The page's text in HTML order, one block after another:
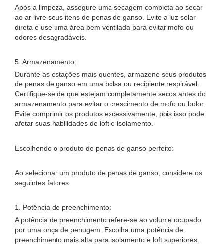
Após a limpeza, assegure uma secagem completa ao secar
ao ar livre seus itens de penas de ganso. Evite a luz solar
direta e use uma área bem ventilada para evitar mofo ou
odores desagradáveis.
5. Armazenamento:
Durante as estações mais quentes, armazene seus produtos
de penas de ganso em uma bolsa ou recipiente respirável.
Certifique-se de que estejam completamente secos antes do
armazenamento para evitar o crescimento de mofo ou bolor.
Evite comprimir os produtos excessivamente, pois isso pode
afetar suas habilidades de loft e isolamento.
Escolhendo o produto de penas de ganso perfeito:
Ao selecionar um produto de penas de ganso, considere os
seguintes fatores:
1. Potência de preenchimento:
A potência de preenchimento refere-se ao volume ocupado
por uma onça de penugem. Escolha uma potência de
preenchimento mais alta para isolamento e loft superiores.